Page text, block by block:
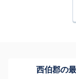
西伯郡の